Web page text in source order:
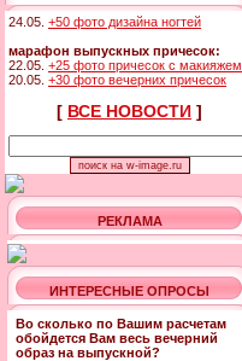
24.05. +50 фото дизайна ногтей
марафон выпускных причесок:
22.05. +25 фото причесок с макияжем
20.05. +30 фото вечерних причесок
[ ВСЕ НОВОСТИ ]
РЕКЛАМА
ИНТЕРЕСНЫЕ ОПРОСЫ
Во сколько по Вашим расчетам
обойдется Вам весь вечерний
образ на выпускной?